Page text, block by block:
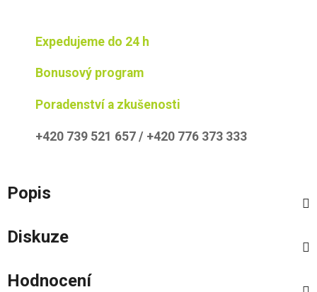
Expedujeme do 24 h
Bonusový program
Poradenství a zkušenosti
+420 739 521 657 / +420 776 373 333
Popis
Diskuze
Hodnocení